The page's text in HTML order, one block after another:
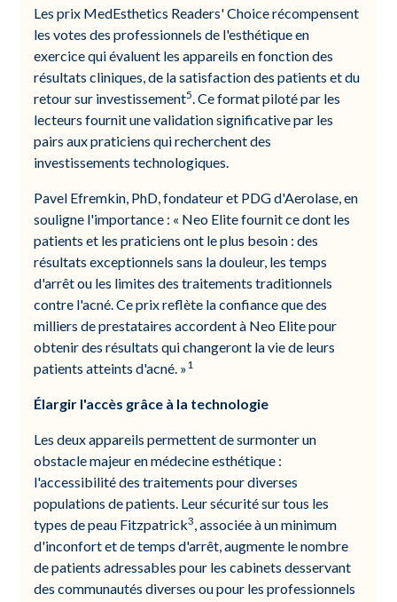
Les prix MedEsthetics Readers' Choice récompensent
les votes des professionnels de l'esthétique en
exercice qui évaluent les appareils en fonction des
résultats cliniques, de la satisfaction des patients et du
retour sur investissement5. Ce format piloté par les
lecteurs fournit une validation significative par les
pairs aux praticiens qui recherchent des
investissements technologiques.
Pavel Efremkin, PhD, fondateur et PDG d'Aerolase, en
souligne l'importance : « Neo Elite fournit ce dont les
patients et les praticiens ont le plus besoin : des
résultats exceptionnels sans la douleur, les temps
d'arrêt ou les limites des traitements traditionnels
contre l'acné. Ce prix reflète la confiance que des
milliers de prestataires accordent à Neo Elite pour
obtenir des résultats qui changeront la vie de leurs
patients atteints d'acné. »1
Élargir l'accès grâce à la technologie
Les deux appareils permettent de surmonter un
obstacle majeur en médecine esthétique :
l'accessibilité des traitements pour diverses
populations de patients. Leur sécurité sur tous les
types de peau Fitzpatrick3, associée à un minimum
d'inconfort et de temps d'arrêt, augmente le nombre
de patients adressables pour les cabinets desservant
des communautés diverses ou pour les professionnels